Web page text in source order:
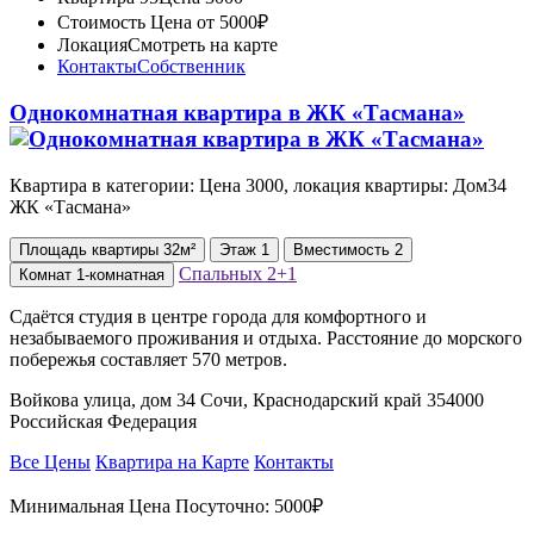
Стоимость Цена от 5000₽
ЛокацияСмотреть на карте
КонтактыСобственник
Однокомнатная квартира в ЖК «Тасмана»
Квартира в категории: Цена 3000, локация квартиры: Дом34
ЖК «Тасмана»
Площадь квартиры 32м² Этаж 1 Вместимость 2
Комнат 1-комнатная Спальных 2+1
Сдаётся студия в центре города для комфортного и
незабываемого проживания и отдыха. Расстояние до морского
побережья составляет 570 метров.
Войкова улица, дом 34 Сочи, Краснодарский край 354000
Российская Федерация
Все Цены Квартира на Карте Контакты
Минимальная Цена Посуточно: 5000₽